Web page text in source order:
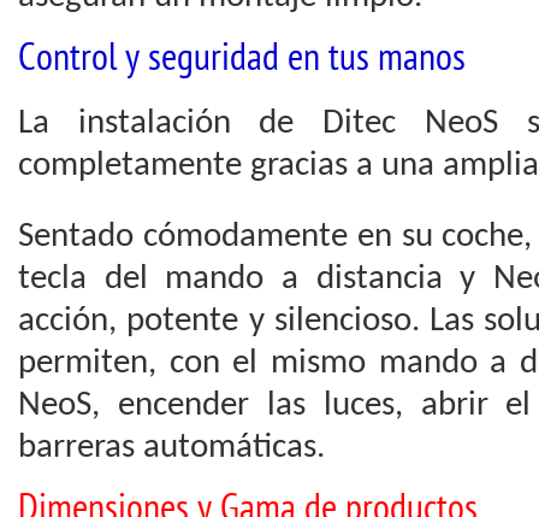
Control y seguridad en tus manos
La instalación de Ditec NeoS
completamente gracias a una
Sentado cómodamente en su
tecla del mando a distancia y
acción, potente y silencioso. Las
permiten, con el mismo mando a
NeoS, encender las luces, abrir
barreras automáticas.